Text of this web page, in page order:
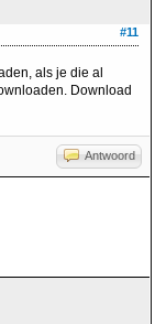
#11
als je die al
Download
Antwoord